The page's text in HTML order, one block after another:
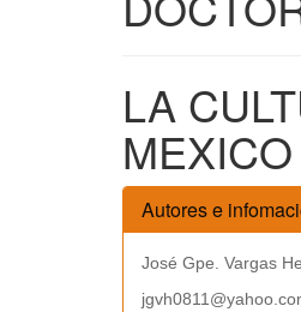
LA
MEXICO
Autores e
José Gpe. Vargas